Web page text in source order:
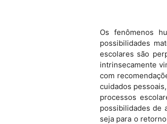
Os fenômenos
possibilidades
escolares são
intrinsecamente
com
cuidados
processos
possibilidades de
seja para o